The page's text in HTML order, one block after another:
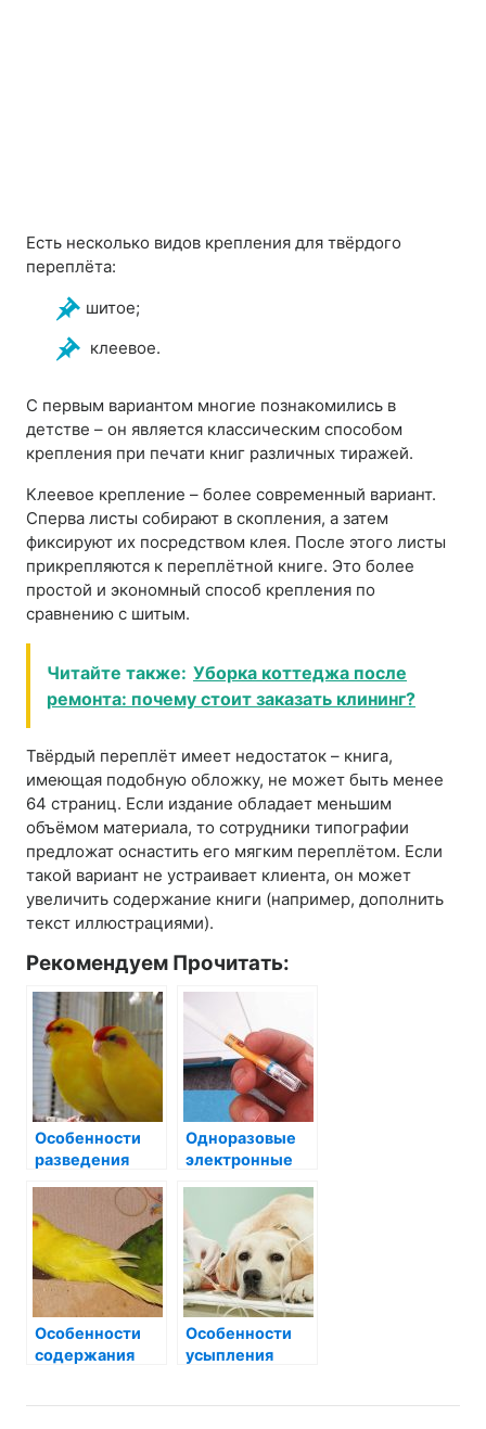
Есть несколько видов крепления для твёрдого
переплёта:
шитое;
клеевое.
С первым вариантом многие познакомились в
детстве – он является классическим способом
крепления при печати книг различных тиражей.
Клеевое крепление – более современный вариант.
Сперва листы собирают в скопления, а затем
фиксируют их посредством клея. После этого листы
прикрепляются к переплётной книге. Это более
простой и экономный способ крепления по
сравнению с шитым.
Читайте также: Уборка коттеджа после
ремонта: почему стоит заказать клининг?
Твёрдый переплёт имеет недостаток – книга,
имеющая подобную обложку, не может быть менее
64 страниц. Если издание обладает меньшим
объёмом материала, то сотрудники типографии
предложат оснастить его мягким переплётом. Если
такой вариант не устраивает клиента, он может
увеличить содержание книги (например, дополнить
текст иллюстрациями).
Рекомендуем Прочитать:
Особенности
разведения
Одноразовые
электронные
особенности
Особенности
содержания
Особенности
усыпления